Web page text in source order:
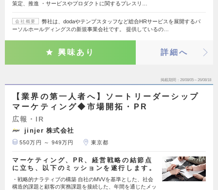
策定、推進 ・サービスやプロダクトに関するプレスリ…
会社概要
弊社は、dodaやテンプスタッフなど総合HRサービスを展開するパ
ーソルホールディングスの新規事業会社です。 提供しているの…
興味あり 詳細へ
掲載期間 26/08/05～26/08/18
【業界の第一人者へ】ソートリーダーシップ
マーケティング◆市場開拓・PR
広報・IR
jinjer 株式会社
550万円 ～ 949万円 東京都
マーケティング、PR、経営戦略の結節点
に立ち、以下のミッションを遂行します。
・戦略的ナラティブの構築 自社のMVVを基準とした、社会
構造的課題と顧客の実務課題を接続した、年間を通じたメッ